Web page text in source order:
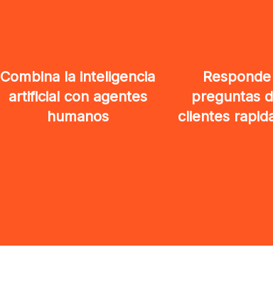
Combina la inteligencia
artificial con agentes
humanos
preguntas
clientes